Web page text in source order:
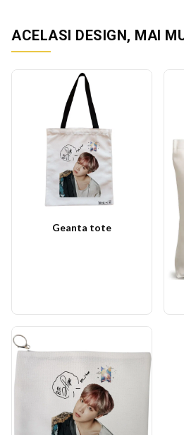
ACELASI DESIGN, MAI
Geanta tote